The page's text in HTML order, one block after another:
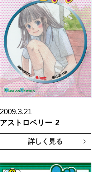
2009.3.21
アストロベリー 2
詳しく見る